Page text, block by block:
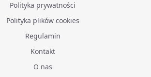
Polityka prywatności
Polityka plików cookies
Regulamin
Kontakt
O nas